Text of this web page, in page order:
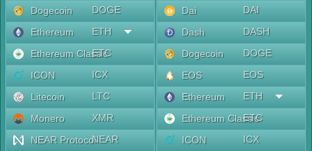
Dogecoin
DOGE
Ethereum
ETH
Ethereum Classic
ETC
ICON
ICX
Litecoin
LTC
Monero
XMR
NEAR ProtocolNEAR
Dai
DAI
Dash
DASH
Dogecoin
DOGE
EOS
EOS
Ethereum
ETH
Ethereum Classic
ETC
ICON
ICX